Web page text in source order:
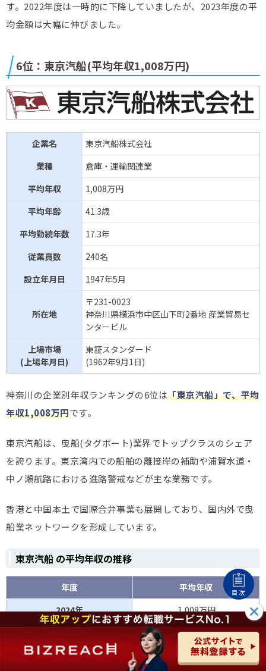
す。2022年度は一時的に下降していましたが、2023年度の平
均金額は大幅に伸びました。
6位：東京汽船(平均年収1,008万円)
企業名
東京汽船株式会社
業種
倉庫・運輸関連業
平均年収
1,008万円
平均年齢
41.3歳
平均勤続年数
17.3年
従業員数
240名
設立年月日
1947年5月
所在地
〒231-0023
神奈川県横浜市中区山下町2番地 産業貿易セ
ンタービル
上場市場
(上場年月日)
東証スタンダード
(1962年9月1日)
神奈川の企業別年収ランキングの6位は「東京汽船」で、平均
年収1,008万円です。
東京汽船は、曳船(タグボート)業界でトップクラスのシェア
を誇ります。東京湾内での船舶の離接岸の補助や浦賀水道・
中ノ瀬航路における進路警戒などが主な業務です。
香港と中国本土で国際合弁事業も展開しており、国内外で曳
船業ネットワークを形成しています。
東京汽船 の平均年収の推移
年度
平均年収
2024年
1,008万円
987万円
2022年
949万円
目次